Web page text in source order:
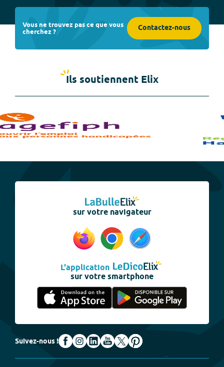
Vous ne trouvez pas ce que vous
cherchez ? Contactez-nous
Ils soutiennent Elix
sur votre navigateur
L'application
sur votre smartphone
Suivez-nous !